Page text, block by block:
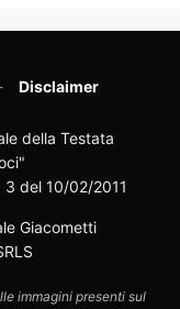
Disclaimer
della Testata
3 del 10/02/2011
Giacometti
immagini presenti sul